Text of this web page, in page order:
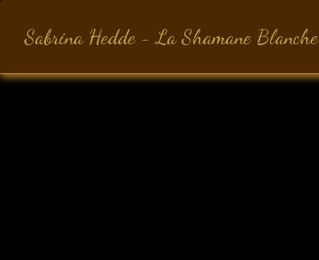
Sabrina Hedde - La Shamane Blanche